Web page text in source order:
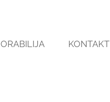
KONTAKT